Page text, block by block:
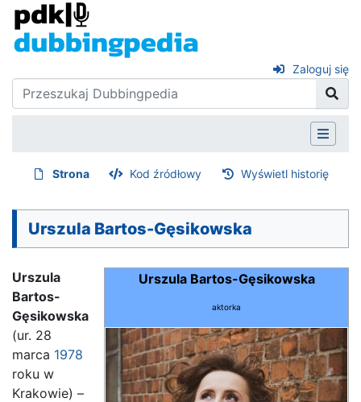
Zaloguj się
Strona Kod źródłowy Wyświetl historię
Urszula Bartos-Gęsikowska
Urszula Bartos-Gęsikowska
aktorka
Urszula
Bartos-
Gęsikowska
(ur. 28
marca 1978
roku w
Krakowie) –